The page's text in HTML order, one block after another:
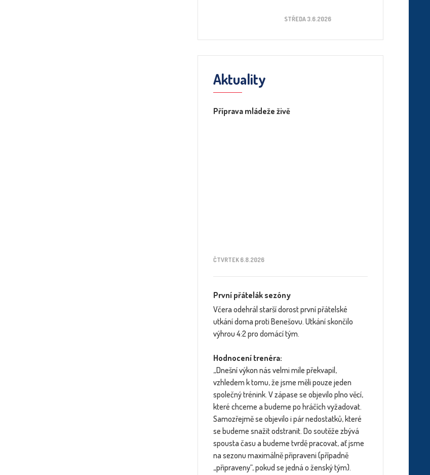
STŘEDA 3.6.2026
Aktuality
Příprava mládeže živě
ČTVRTEK 6.8.2026
První přátelák sezóny
Včera odehrál starší dorost první přátelské
utkání doma proti Benešovu. Utkání skončilo
výhrou 4:2 pro domácí tým.
Hodnocení trenéra:
„Dnešní výkon nás velmi mile překvapil,
vzhledem k tomu, že jsme měli pouze jeden
společný trénink. V zápase se objevilo plno věcí,
které chceme a budeme po hráčích vyžadovat.
Samozřejmě se objevilo i pár nedostatků, které
se budeme snažit odstranit. Do soutěže zbývá
spousta času a budeme tvrdě pracovat, ať jsme
na sezonu maximálně připraveni (případně
„připraveny“, pokud se jedná o ženský tým).